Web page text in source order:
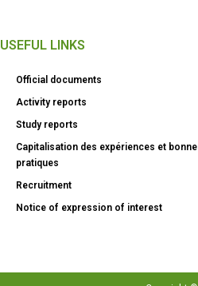
USEFUL LINKS
Official documents
Activity reports
Study reports
Capitalisation des expériences et
pratiques
Recruitment
Notice of expression of interest